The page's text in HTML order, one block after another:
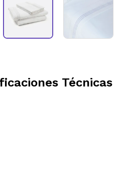
Técnicas